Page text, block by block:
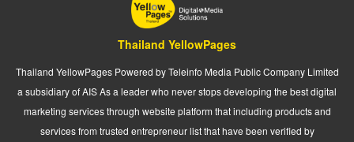
Thailand YellowPages
Thailand YellowPages Powered by Teleinfo Media Public Company Limited
a subsidiary of AIS As a leader who never stops developing the best digital
marketing services through website platform that including products and
services from trusted entrepreneur list that have been verified by